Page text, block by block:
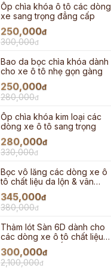
Ốp chìa khóa ô tô các dòng
xe sang trọng đẳng cấp
250,000đ
300,000đ
Bao da bọc chìa khóa dành
cho xe ô tô nhẹ gọn gàng
250,000đ
280,000đ
Ốp chìa khóa kim loại các
dòng xe ô tô sang trọng
280,000đ
330,000đ
Bọc vô lăng các dòng xe ô
tô chất liệu da lộn & vân
carbon
345,000đ
380,000đ
Thảm lót Sàn 6D dành cho
các dòng xe ô tô chất liệu
TPE đúc cao cấp
300,000đ
2,100,000đ